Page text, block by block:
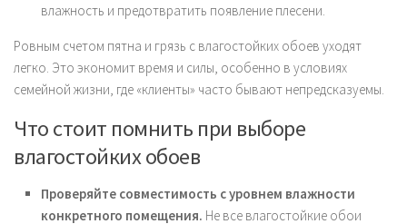
влажность и предотвратить появление плесени.
Ровным счетом пятна и грязь с влагостойких обоев уходят
легко. Это экономит время и силы, особенно в условиях
семейной жизни, где «клиенты» часто бывают непредсказуемы.
Что стоит помнить при выборе
влагостойких обоев
Проверяйте совместимость с уровнем влажности
конкретного помещения. Не все влагостойкие обои